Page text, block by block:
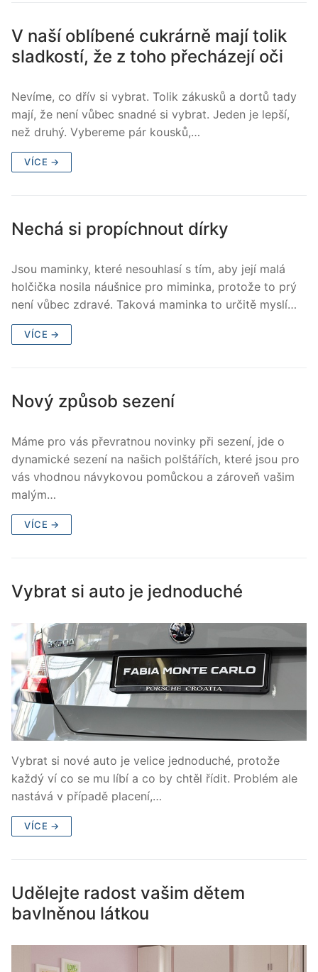
V naší oblíbené cukrárně mají tolik
sladkostí, že z toho přecházejí oči
Nevíme, co dřív si vybrat. Tolik zákusků a dortů tady
mají, že není vůbec snadné si vybrat. Jeden je lepší,
než druhý. Vybereme pár kousků,…
VÍCE →
Nechá si propíchnout dírky
Jsou maminky, které nesouhlasí s tím, aby její malá
holčička nosila náušnice pro miminka, protože to prý
není vůbec zdravé. Taková maminka to určitě myslí…
VÍCE →
Nový způsob sezení
Máme pro vás převratnou novinky při sezení, jde o
dynamické sezení na našich polštářích, které jsou pro
vás vhodnou návykovou pomůckou a zároveň vašim
malým…
VÍCE →
Vybrat si auto je jednoduché
Vybrat si nové auto je velice jednoduché, protože
každý ví co se mu líbí a co by chtěl řídit. Problém ale
nastává v případě placení,…
VÍCE →
Udělejte radost vašim dětem
bavlněnou látkou